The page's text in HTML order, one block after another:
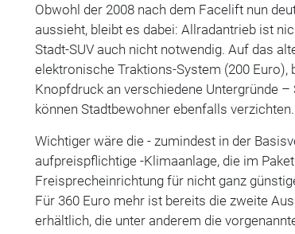
Obwohl der 2008 nach dem Facelift nun
aussieht, bleibt es dabei: Allradantrieb ist
Stadt-SUV auch nicht notwendig. Auf das
elektronische Traktions-System (200 Euro),
Knopfdruck an verschiedene Untergründe –
können Stadtbewohner ebenfalls verzichten.
Wichtiger wäre die - zumindest in der
aufpreispflichtige -Klimaanlage, die im
Freisprecheinrichtung für nicht ganz
Für 360 Euro mehr ist bereits die zweite
erhältlich, die unter anderem die